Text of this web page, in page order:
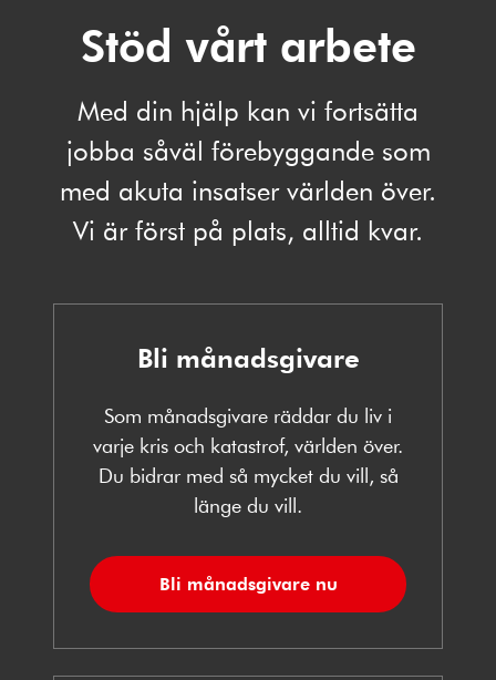
Stöd vårt arbete
Med din hjälp kan vi fortsätta
jobba såväl förebyggande som
med akuta insatser världen över.
Vi är först på plats, alltid kvar.
Bli månadsgivare
Som månadsgivare räddar du liv i
varje kris och katastrof, världen över.
Du bidrar med så mycket du vill, så
länge du vill.
Bli månadsgivare nu